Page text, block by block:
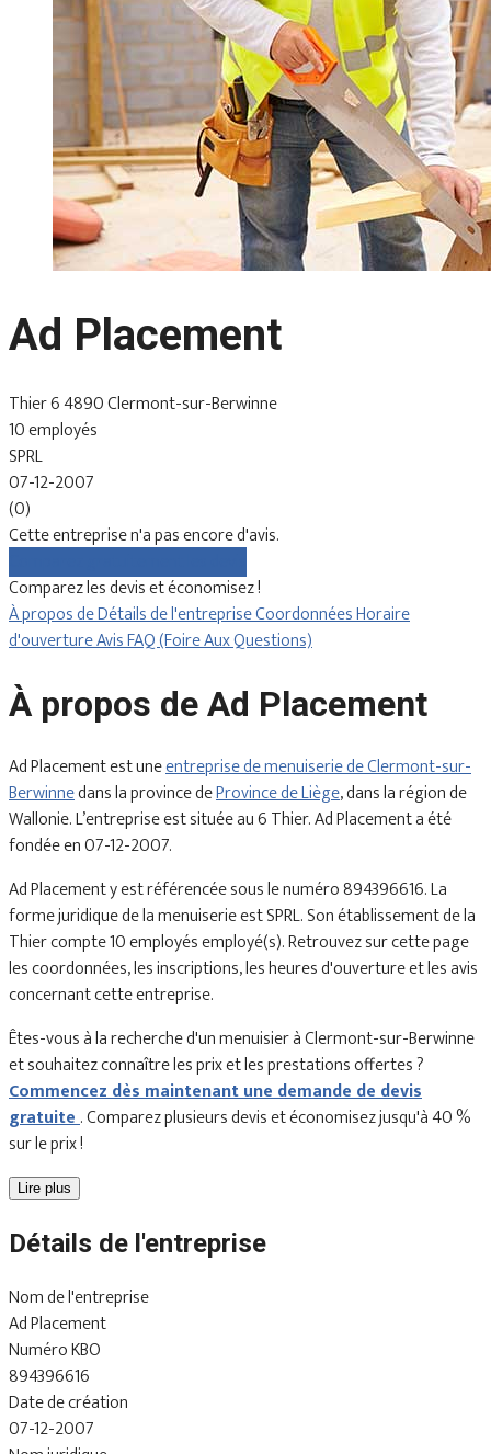
Ad Placement
Thier 6 4890 Clermont-sur-Berwinne
10 employés
SPRL
07-12-2007
(0)
Cette entreprise n'a pas encore d'avis.
Comparez les devis et économisez !
À propos deDétails de l'entrepriseCoordonnéesHoraire
d'ouvertureAvisFAQ (Foire Aux Questions)
À propos de Ad Placement
Ad Placement est uneentreprise de menuiserie de Clermont-sur-
Berwinnedans la province deProvince de Liège, dans la région de
Wallonie. L’entreprise est située au 6 Thier. Ad Placement a été
fondée en 07-12-2007.
Ad Placement y est référencée sous le numéro 894396616. La
forme juridique de la menuiserie est SPRL. Son établissement de la
Thier compte 10 employés employé(s). Retrouvez sur cette page
les coordonnées, les inscriptions, les heures d'ouverture et les avis
concernant cette entreprise.
Êtes-vous à la recherche d'un menuisier à Clermont-sur-Berwinne
et souhaitez connaître les prix et les prestations offertes ?
Commencez dès maintenant une demande de devis
gratuite. Comparez plusieurs devis et économisez jusqu'à 40 %
sur le prix !
Lire plus
Détails de l'entreprise
Nom de l'entreprise
Ad Placement
Numéro KBO
894396616
Date de création
07-12-2007